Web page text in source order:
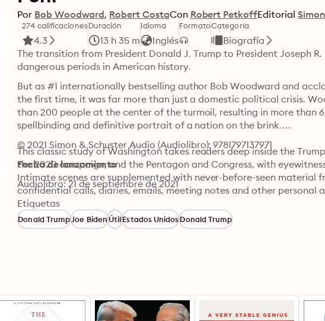
Por Bob Woodward Robert CostaCon Robert PetkoffEditorial
274 calificaciones
4.3
Duración
13 h 35 m
Idioma
Inglés
FormatoCategoría
Biografía
The transition from President Donald J. Trump to President Joseph
dangerous periods in American history.
But as #1 internationally bestselling author Bob Woodward and
the first time, it was far more than just a domestic political crisis.
than 200 people at the center of the turmoil, resulting in more than
spellbinding and definitive portrait of a nation on the brink.
This classic study of Washington takes readers deep inside the
the 2020 campaign, and the Pentagon and Congress, with
Intimate scenes are supplemented with never-before-seen material
confidential calls, diaries, emails, meeting notes and other personal
an unparalleled history. It is also the first inside look at Biden’s
the challenges of a lifetime: the continuing deadly pandemic and
economic pain, all the while navigating a bitter and disabling
© 2021 Simon & Schuster Audio (Audiolibro): 9781797137971
Fecha de lanzamiento
Audiolibro: 21 de septiembre de 2021
Etiquetas
Donald TrumpJoe BidenÚtilEstados UnidosDonald Trump